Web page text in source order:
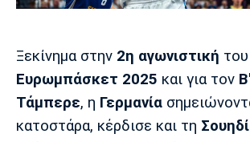
Cine Spot
Running
Ιωνικός
Ξεκίνημα στην 2η αγωνιστική του
Ευρωμπάσκετ 2025 και για τον
Τάμπερε, η Γερμανία
κατοστάρα, κέρδισε και τη